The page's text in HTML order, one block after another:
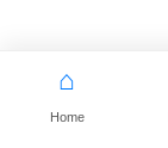
⌂
Home